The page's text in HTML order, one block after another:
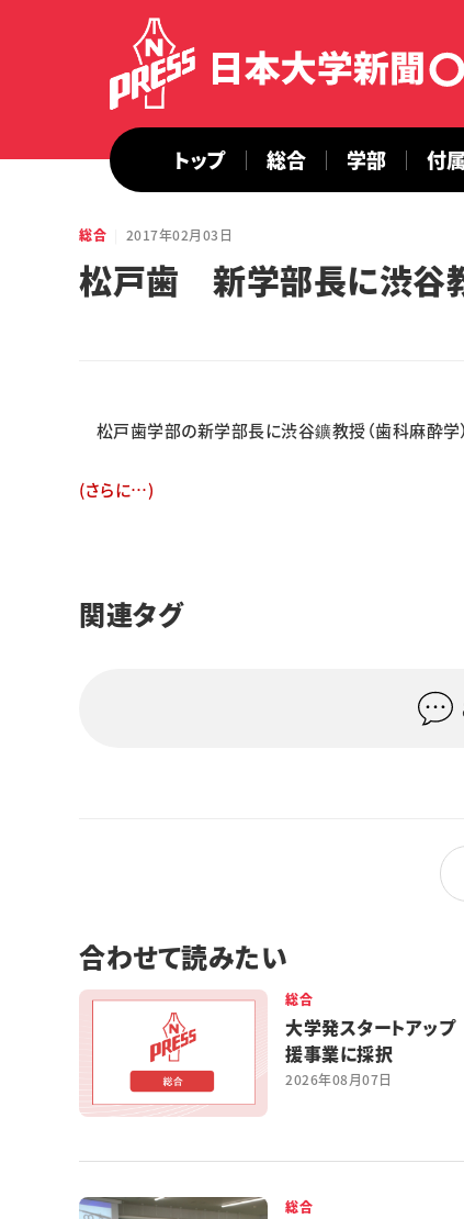
トップ 総合 学部 付
総合 2017年02月03日
松戸歯 新学部長に渋谷
松戸歯学部の新学部長に渋谷鑛教授（歯科麻酔学
(さらに…)
関連タグ
合わせて読みたい
総合
大学発スタートアッ
援事業に採択
2026年08月07日
総合